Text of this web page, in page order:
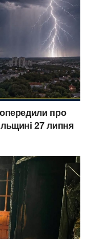
про
27 липня